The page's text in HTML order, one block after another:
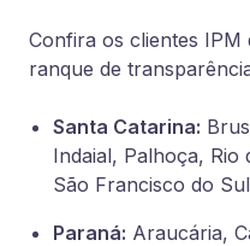
Confira os clientes IPM
ranque de
Santa Catarina:
Indaial, Palhoça, Rio
São Francisco do
Paraná: Araucária,